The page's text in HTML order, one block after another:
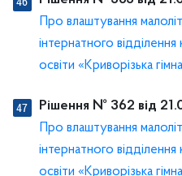
Про влаштування
інтернатного
освіти «Криворізька
Рішення № 362 від
Про влаштування
інтернатного
освіти «Криворізька